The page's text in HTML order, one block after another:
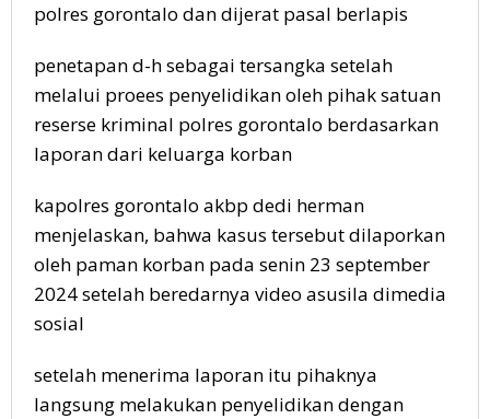
polres gorontalo dan dijerat pasal berlapis
penetapan d-h sebagai tersangka setelah
melalui proees penyelidikan oleh pihak satuan
reserse kriminal polres gorontalo berdasarkan
laporan dari keluarga korban
kapolres gorontalo akbp dedi herman
menjelaskan, bahwa kasus tersebut dilaporkan
oleh paman korban pada senin 23 september
2024 setelah beredarnya video asusila dimedia
sosial
setelah menerima laporan itu pihaknya
langsung melakukan penyelidikan dengan